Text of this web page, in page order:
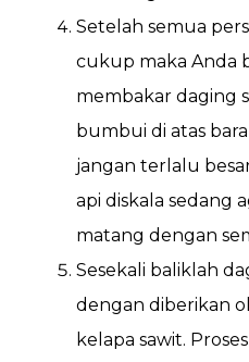
Setelah semua
cukup maka Anda
membakar daging
bumbui di atas
jangan terlalu
api diskala sedang
matang dengan
Sesekali baliklah
dengan diberikan
kelapa sawit.